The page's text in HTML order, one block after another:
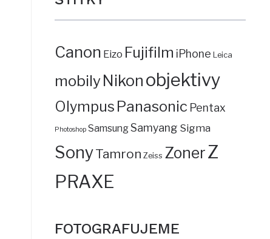
Canon Eizo Fujifilm iPhone Leica
mobilyNikon objektivy
Olympus Panasonic Pentax
Photoshop SamsungSamyang Sigma
SonyTamron Zeiss ZonerZ
PRAXE
FOTOGRAFUJEME